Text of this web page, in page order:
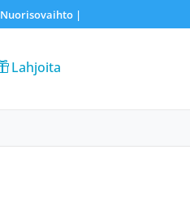
Nuorisovaihto|
Lahjoita